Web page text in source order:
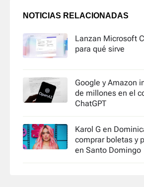
NOTICIAS RELACIONADAS
Lanzan Microsoft
para qué sirve
Google y Amazon
de millones en el
ChatGPT
Karol G en
comprar boletas y
en Santo Domingo